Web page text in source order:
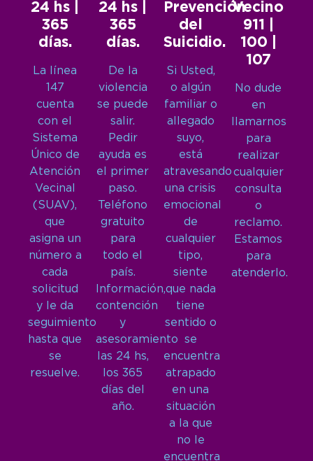
24 hs |
365
días.
La línea
147
cuenta
con el
Sistema
Único de
Atención
Vecinal
(SUAV),
que
asigna un
número a
cada
solicitud
y le da
seguimiento
hasta que
se
resuelve.
24 hs |
365
días.
De la
violencia
se puede
salir.
Pedir
ayuda es
el primer
paso.
Teléfono
gratuito
para
todo el
país.
Información,
contención
y
asesoramiento
las 24 hs,
los 365
días del
año.
Prevención
del
Suicidio.
Si Usted,
o algún
familiar o
allegado
suyo,
está
atravesando
una crisis
emocional
de
cualquier
tipo,
siente
que nada
tiene
sentido o
se
encuentra
atrapado
en una
situación
a la que
no le
encuentra
Vecino
911 |
100 |
107
No dude
en
llamarnos
para
realizar
cualquier
consulta
o
reclamo.
Estamos
para
atenderlo.